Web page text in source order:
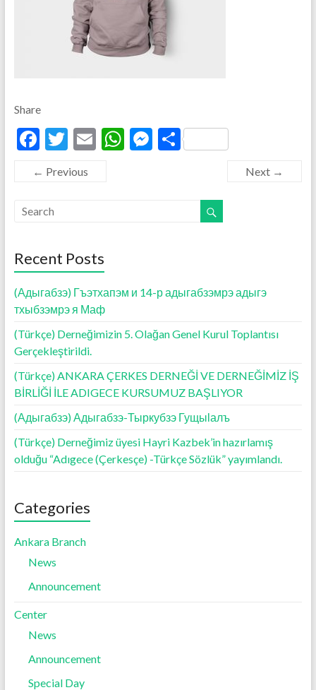
Share
F
ac
e
b
o
k
T
w
itt
E WM S
← Previous Next →
Recent Posts
(Адыгабзэ) Гъэтхапэм и 14-р адыгабзэмрэ адыгэ
тхыбзэмрэ я Маф
(Türkçe) Derneğimizin 5. Olağan Genel Kurul Toplantısı
Gerçekleştirildi.
(Türkçe) ANKARA ÇERKES DERNEĞİ VE DERNEĞİMİZ İŞ
BİRLİĞİ İLE ADIGECE KURSUMUZ BAŞLIYOR
(Адыгабзэ) Адыгабзэ-Тыркубзэ Гущыӏалъ
(Türkçe) Derneğimiz üyesi Hayri Kazbek’in hazırlamış
olduğu “Adıgece (Çerkesçe) -Türkçe Sözlük” yayımlandı.
Categories
Ankara Branch
News
Announcement
Center
News
Announcement
Special Day